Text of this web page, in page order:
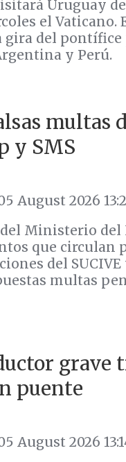
Uruguay
el Vaticano.
del pontífice
y Perú.
multas
y SMS
August 2026
Ministerio
que circulan
del
multas
grave
puente
August 2026